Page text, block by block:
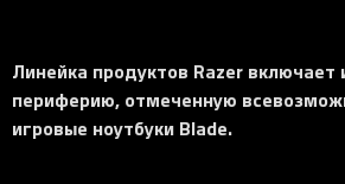
Линейка продуктов Razer включает
периферию, отмеченную
игровые ноутбуки Blade.